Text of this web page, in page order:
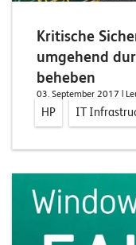
Kritische
umgehend
beheben
03. September 2017 |
HP IT